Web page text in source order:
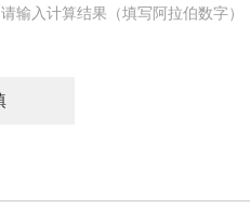
请输入计算结果（填写阿拉伯数字）